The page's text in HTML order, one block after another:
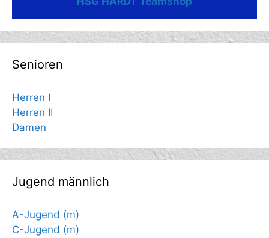
Senioren
Herren I
Herren II
Damen
Jugend männlich
A-Jugend (m)
C-Jugend (m)